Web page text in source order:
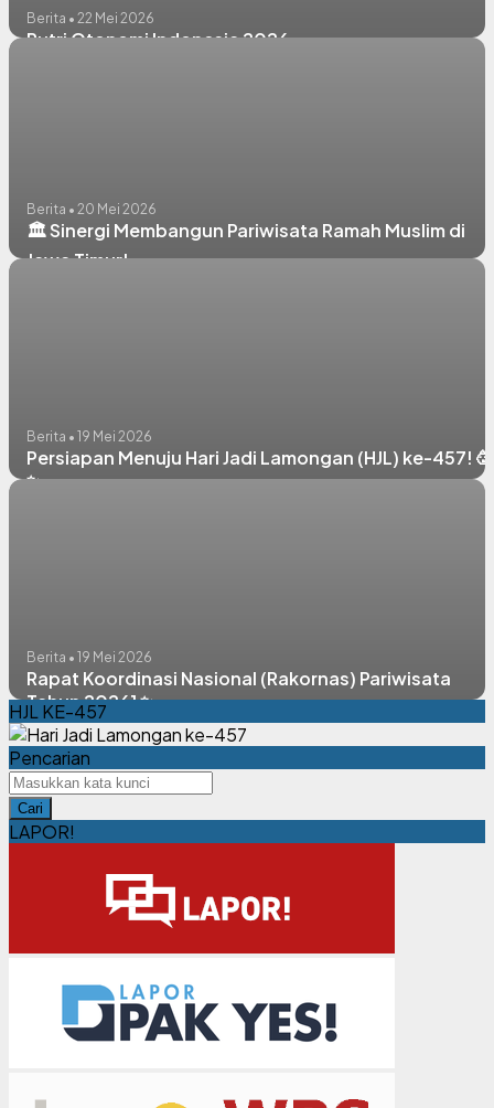
Berita • 22 Mei 2026
Putri Otonomi Indonesia 2026
Berita • 20 Mei 2026
🏛️ Sinergi Membangun Pariwisata Ramah Muslim di
Jawa Timur!
Berita • 19 Mei 2026
Persiapan Menuju Hari Jadi Lamongan (HJL) ke-457! 🥳
✨
Berita • 19 Mei 2026
Rapat Koordinasi Nasional (Rakornas) Pariwisata
Tahun 2026] ✨
HJL KE-457
Pencarian
Cari
LAPOR!